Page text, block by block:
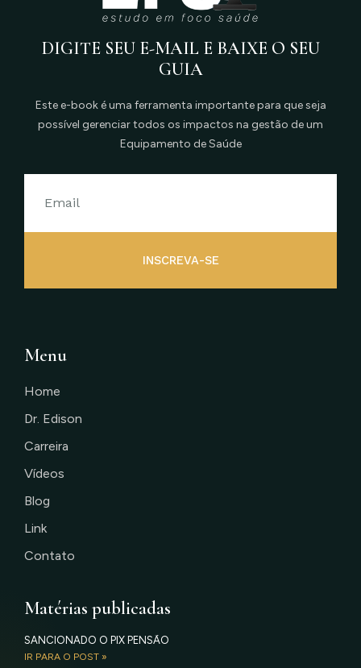
DIGITE SEU E-MAIL E BAIXE O SEU
GUIA
Este e-book é uma ferramenta importante para que seja
possível gerenciar todos os impactos na gestão de um
Equipamento de Saúde
INSCREVA-SE
Menu
Home
Dr. Edison
Carreira
Vídeos
Blog
Link
Contato
Matérias publicadas
SANCIONADO O PIX PENSÃO
IR PARA O POST »